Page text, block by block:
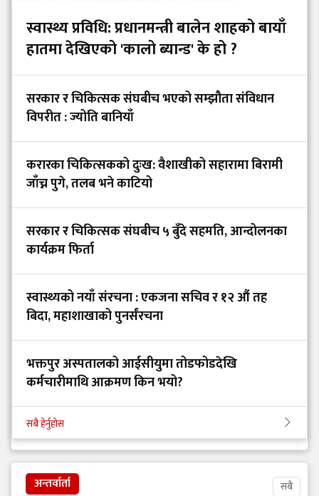
स्वास्थ्य प्रविधि: प्रधानमन्त्री बालेन शाहको बायाँ
हातमा देखिएको 'कालो ब्यान्ड' के हो ?
सरकार र चिकित्सक संघबीच भएको सम्झौता संविधान
विपरीत : ज्योति बानियाँ
करारका चिकित्सकको दुःख: वैशाखीको सहारामा बिरामी
जाँच्न पुगे, तलब भने काटियो
सरकार र चिकित्सक संघबीच ५ बुँदे सहमति, आन्दोलनका
कार्यक्रम फिर्ता
स्वास्थ्यको नयाँ संरचना : एकजना सचिव र १२ औं तह
बिदा, महाशाखाको पुनर्संरचना
भक्तपुर अस्पतालको आईसीयुमा तोडफोडदेखि
कर्मचारीमाथि आक्रमण किन भयो?
सबै हेर्नुहोस
अन्तर्वार्ता सबै